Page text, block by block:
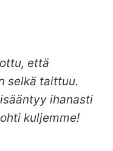
että
selkä taittuu.
ihanasti
kuljemme!